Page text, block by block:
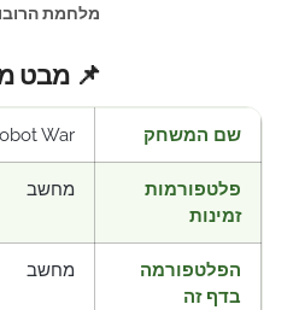
מלחמת
📌 מבט
שם המשחק War
פלטפורמות
זמינות
מחשב
הפלטפורמה
בדף זה
מחשב